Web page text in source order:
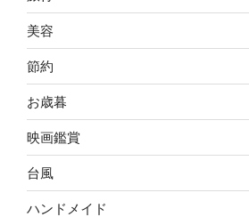
美容
節約
お歳暮
映画鑑賞
台風
ハンドメイド